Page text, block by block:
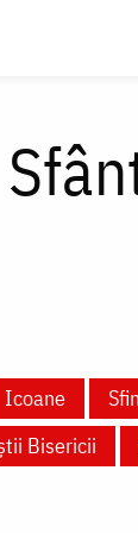
Icoane
Bisericii